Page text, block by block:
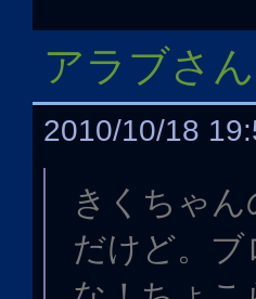
アラブさ
2010/10/18
きくちゃ
だけど。